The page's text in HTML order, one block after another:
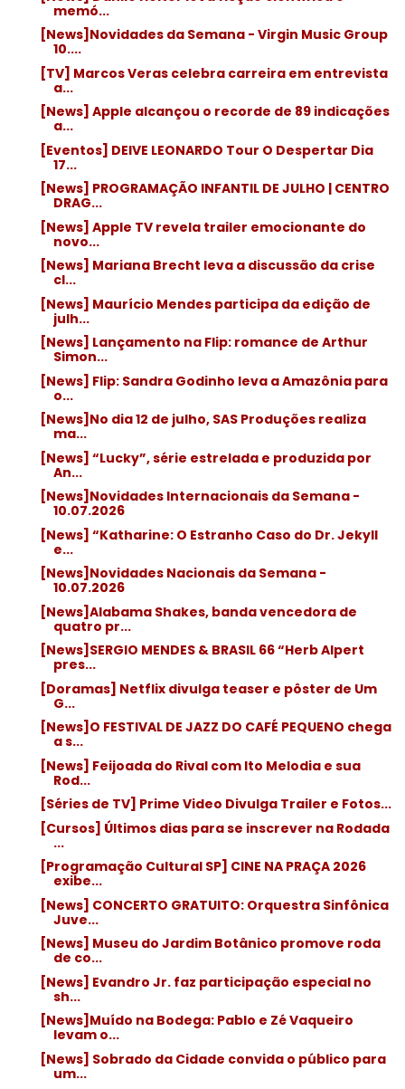
memó...
[News]Novidades da Semana - Virgin Music Group
10....
[TV] Marcos Veras celebra carreira em entrevista
a...
[News] Apple alcançou o recorde de 89 indicações
a...
[Eventos] DEIVE LEONARDO Tour O Despertar Dia
17...
[News] PROGRAMAÇÃO INFANTIL DE JULHO | CENTRO
DRAG...
[News] Apple TV revela trailer emocionante do
novo...
[News] Mariana Brecht leva a discussão da crise
cl...
[News] Maurício Mendes participa da edição de
julh...
[News] Lançamento na Flip: romance de Arthur
Simon...
[News] Flip: Sandra Godinho leva a Amazônia para
o...
[News]No dia 12 de julho, SAS Produções realiza
ma...
[News] “Lucky”, série estrelada e produzida por
An...
[News]Novidades Internacionais da Semana -
10.07.2026
[News] “Katharine: O Estranho Caso do Dr. Jekyll
e...
[News]Novidades Nacionais da Semana -
10.07.2026
[News]Alabama Shakes, banda vencedora de
quatro pr...
[News]SERGIO MENDES & BRASIL 66 “Herb Alpert
pres...
[Doramas] Netflix divulga teaser e pôster de Um
G...
[News]O FESTIVAL DE JAZZ DO CAFÉ PEQUENO chega
a s...
[News] Feijoada do Rival com Ito Melodia e sua
Rod...
[Séries de TV] Prime Video Divulga Trailer e Fotos...
[Cursos] Últimos dias para se inscrever na Rodada
...
[Programação Cultural SP] CINE NA PRAÇA 2026
exibe...
[News] CONCERTO GRATUITO: Orquestra Sinfônica
Juve...
[News] Museu do Jardim Botânico promove roda
de co...
[News] Evandro Jr. faz participação especial no
sh...
[News]Muído na Bodega: Pablo e Zé Vaqueiro
levam o...
[News] Sobrado da Cidade convida o público para
um...